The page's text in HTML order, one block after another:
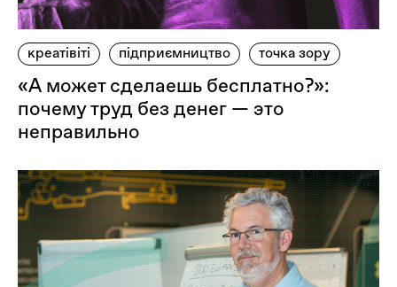
креатівіті підприємництво точка зору
«А может сделаешь бесплатно?»:
почему труд без денег — это
неправильно